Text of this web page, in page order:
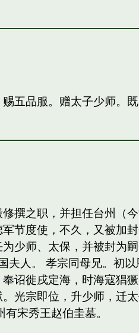
五品服。赠太子少师。
撰之职，并担任台州（
节度使，不久，又被加
少师、太保，并被封为
人。 孝宗同母兄。初
诏徙戌定海，时海寇猖
光宗即位，升少师，迁
宋秀王赵伯圭墓。